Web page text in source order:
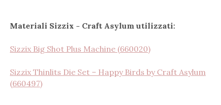
Materiali Sizzix - Craft Asylum utilizzati:
Sizzix Big Shot Plus Machine (660020)
Sizzix Thinlits Die Set – Happy Birds by Craft Asylum
(660497)